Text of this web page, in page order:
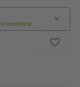
bestellbar